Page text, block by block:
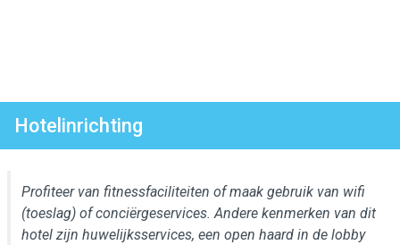
Hotelinrichting
Profiteer van fitnessfaciliteiten of maak gebruik van wifi
(toeslag) of conciërgeservices. Andere kenmerken van dit
hotel zijn huwelijksservices, een open haard in de lobby